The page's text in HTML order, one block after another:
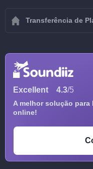
Transferência de
Excellent 4.3/5
A melhor solução
online!